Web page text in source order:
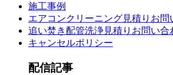
施工事例
エアコンクリーニング見積りお問
追い焚き配管洗浄見積りお問い合
キャンセルポリシー
配信記事